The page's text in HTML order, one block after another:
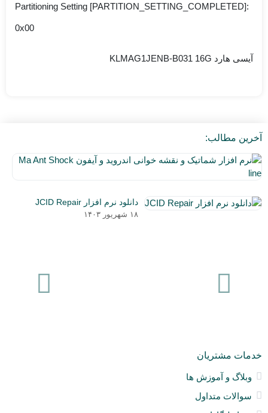
Partitioning Setting [PARTITION_SETTING_COMPLETED]:
0x00
آیسی هارد KLMAG1JENB-B031 16G
آخرین مطالب:
دانلود نرم افزار JCID Repair
۱۸ شهریور ۱۴۰۳
خدمات مشتریان
وبلاگ و آموزش ها
سوالات متداول